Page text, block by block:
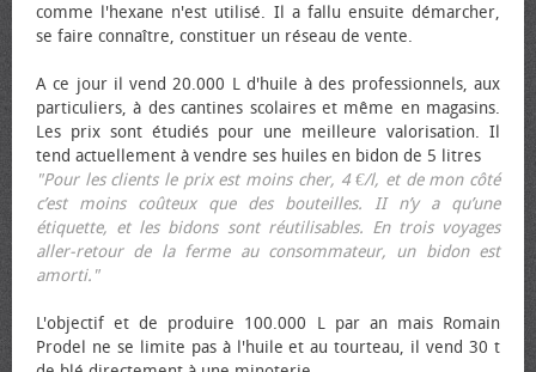
comme l'hexane n'est utilisé. Il a fallu ensuite démarcher,
se faire connaître, constituer un réseau de vente.
A ce jour il vend 20.000 L d'huile à des professionnels, aux
particuliers, à des cantines scolaires et même en magasins.
Les prix sont étudiés pour une meilleure valorisation. Il
tend actuellement à vendre ses huiles en bidon de 5 litres
"Pour les clients le prix est moins cher, 4 €/l, et de mon côté
c’est moins coûteux que des bouteilles. II n’y a qu’une
étiquette, et les bidons sont réutilisables. En trois voyages
aller-retour de la ferme au consommateur, un bidon est
amorti."
L'objectif et de produire 100.000 L par an mais Romain
Prodel ne se limite pas à l'huile et au tourteau, il vend 30 t